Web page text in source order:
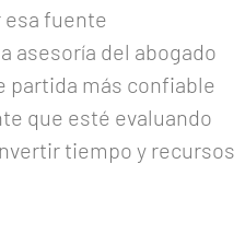
fuente
asesoría del abogado
partida más confiable
que esté evaluando
tiempo y recursos